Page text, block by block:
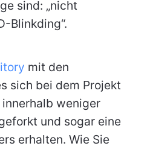
sind: „nicht
Blinkding“.
mit den
sich bei dem Projekt
weniger
und sogar eine
erhalten. Wie Sie